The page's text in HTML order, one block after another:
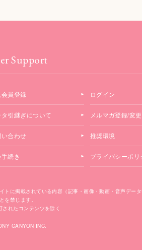
Support
会員登録 ログイン
タ引継ぎについて メルマガ登録/変
い合わせ 推奨環境
続き プライバシーポリ
トに掲載されている内容（記事・画像・動画・音声デー
を禁じます。
されたコンテンツを除く
CANYON INC.